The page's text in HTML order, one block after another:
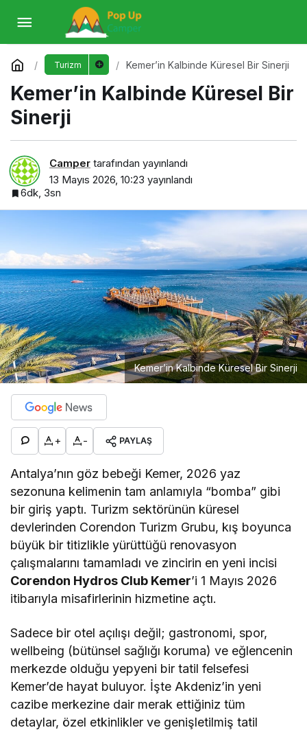
Turizm Kemer’in Kalbinde Küresel Bir Sinerji
Kemer’in Kalbinde Küresel Bir
Sinerji
Camper tarafından yayınlandı
13 Mayıs 2026, 10:23 yayınlandı
6dk, 3sn
Kemer’in Kalbinde Küresel Bir Sinerji
+ - PAYLAŞ
Antalya’nın göz bebeği Kemer, 2026 yaz
sezonuna kelimenin tam anlamıyla “bomba” gibi
bir giriş yaptı. Turizm sektörünün küresel
devlerinden Corendon Turizm Grubu, kış boyunca
büyük bir titizlikle yürüttüğü renovasyon
çalışmalarını tamamladı ve zincirin en yeni incisi
Corendon Hydros Club Kemer’i 1 Mayıs 2026
itibarıyla misafirlerinin hizmetine açtı.
Sadece bir otel açılışı değil; gastronomi, spor,
wellbeing (bütünsel sağlığı koruma) ve eğlencenin
merkezde olduğu yepyeni bir tatil felsefesi
Kemer’de hayat buluyor. İşte Akdeniz’in yeni
cazibe merkezine dair merak ettiğiniz tüm
detaylar, özel etkinlikler ve genişletilmiş tatil
Kemer’in Kalbinde Küresel Bir Sinerji
Yorum Yap